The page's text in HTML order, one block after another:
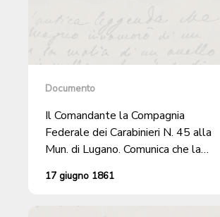
Documento
Il Comandante la Compagnia
Federale dei Carabinieri N. 45 alla
Mun. di Lugano. Comunica che la
servizio dal 10 al 24 agosto ad
17 giugno 1861